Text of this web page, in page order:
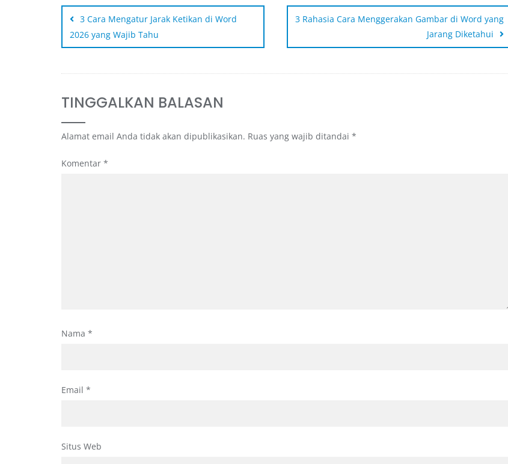
3 Cara Mengatur Jarak Ketikan di Word
2026 yang Wajib Tahu
3 Rahasia Cara Menggerakan Gambar di Word yang
Jarang Diketahui
TINGGALKAN BALASAN
Alamat email Anda tidak akan dipublikasikan. Ruas yang wajib ditandai *
Komentar *
Nama *
Email *
Situs Web